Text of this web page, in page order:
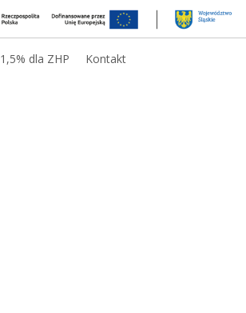
1,5% dla ZHP Kontakt